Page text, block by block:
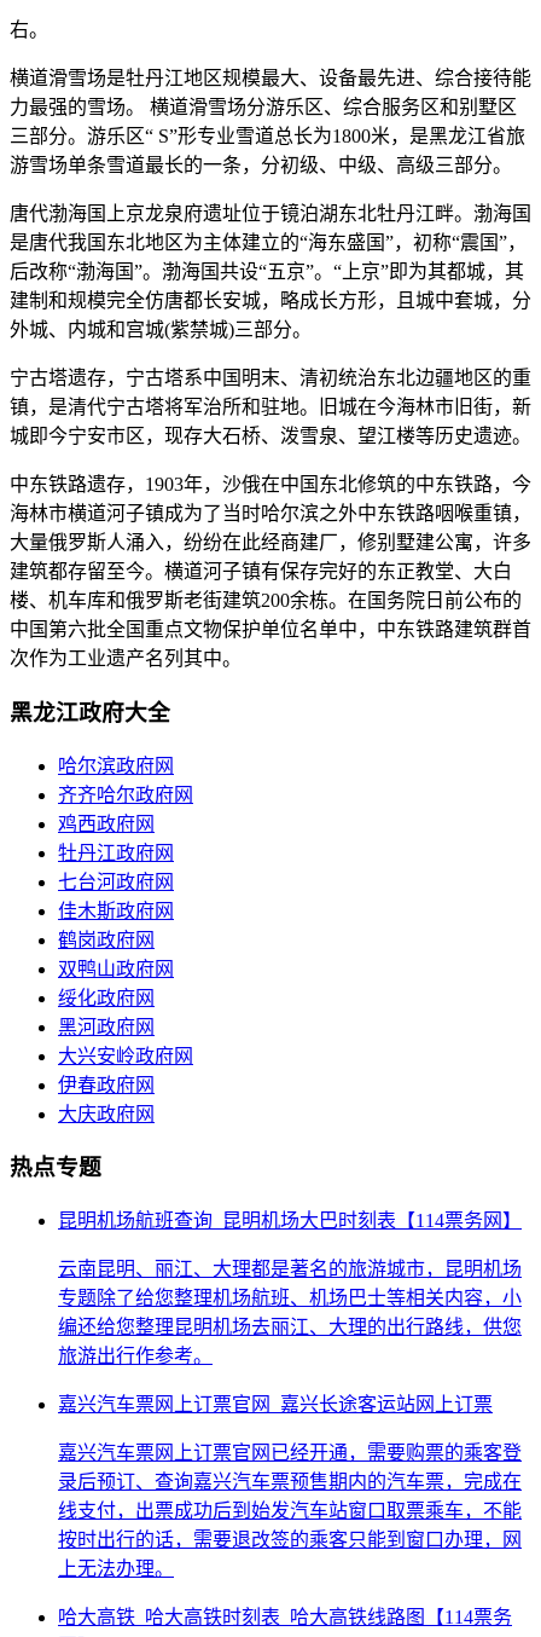
右。
横道滑雪场是牡丹江地区规模最大、设备最先进、综合接待能
力最强的雪场。 横道滑雪场分游乐区、综合服务区和别墅区
三部分。游乐区“ S”形专业雪道总长为1800米，是黑龙江省旅
游雪场单条雪道最长的一条，分初级、中级、高级三部分。
唐代渤海国上京龙泉府遗址位于镜泊湖东北牡丹江畔。渤海国
是唐代我国东北地区为主体建立的“海东盛国”，初称“震国”，
后改称“渤海国”。渤海国共设“五京”。“上京”即为其都城，其
建制和规模完全仿唐都长安城，略成长方形，且城中套城，分
外城、内城和宫城(紫禁城)三部分。
宁古塔遗存，宁古塔系中国明末、清初统治东北边疆地区的重
镇，是清代宁古塔将军治所和驻地。旧城在今海林市旧街，新
城即今宁安市区，现存大石桥、泼雪泉、望江楼等历史遗迹。
中东铁路遗存，1903年，沙俄在中国东北修筑的中东铁路，今
海林市横道河子镇成为了当时哈尔滨之外中东铁路咽喉重镇，
大量俄罗斯人涌入，纷纷在此经商建厂，修别墅建公寓，许多
建筑都存留至今。横道河子镇有保存完好的东正教堂、大白
楼、机车库和俄罗斯老街建筑200余栋。在国务院日前公布的
中国第六批全国重点文物保护单位名单中，中东铁路建筑群首
次作为工业遗产名列其中。
黑龙江政府大全
哈尔滨政府网
齐齐哈尔政府网
鸡西政府网
牡丹江政府网
七台河政府网
佳木斯政府网
鹤岗政府网
双鸭山政府网
绥化政府网
黑河政府网
大兴安岭政府网
伊春政府网
大庆政府网
热点专题
昆明机场航班查询_昆明机场大巴时刻表【114票务网】
云南昆明、丽江、大理都是著名的旅游城市，昆明机场
专题除了给您整理机场航班、机场巴士等相关内容，小
编还给您整理昆明机场去丽江、大理的出行路线，供您
旅游出行作参考。
嘉兴汽车票网上订票官网_嘉兴长途客运站网上订票
嘉兴汽车票网上订票官网已经开通，需要购票的乘客登
录后预订、查询嘉兴汽车票预售期内的汽车票，完成在
线支付，出票成功后到始发汽车站窗口取票乘车，不能
按时出行的话，需要退改签的乘客只能到窗口办理，网
上无法办理。
哈大高铁_哈大高铁时刻表_哈大高铁线路图【114票务